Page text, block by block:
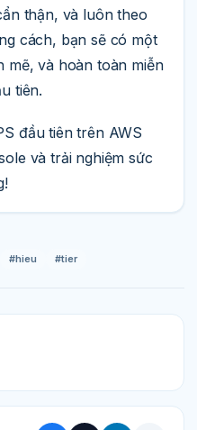
thận, và luôn theo
cách, bạn sẽ có một
mẽ, và hoàn toàn miễn
tiên.
đầu tiên trên AWS
và trải nghiệm sức
#hieu #tier